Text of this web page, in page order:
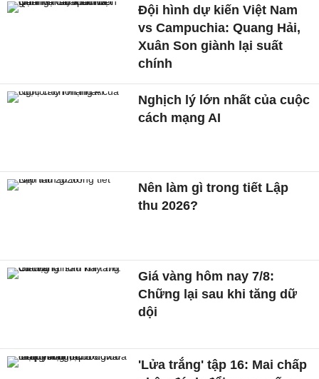
Đội hình dự kiến Việt Nam
vs Campuchia: Quang Hải,
Xuân Son giành lại suất
chính
Nghịch lý lớn nhất của cuộc
cách mạng AI
Nên làm gì trong tiết Lập
thu 2026?
Giá vàng hôm nay 7/8:
Chững lại sau khi tăng dữ
dội
'Lửa trắng' tập 16: Mai chấp